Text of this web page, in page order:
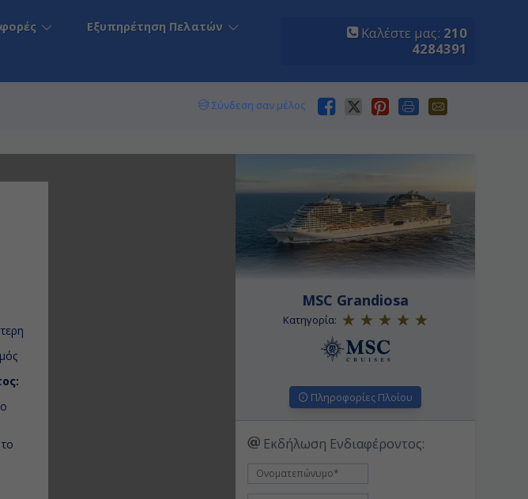
Εξυπηρέτηση Πελατών
Καλέστε μας: 210
4284391
Σύνδεση σαν μέλος
MSC Grandiosa
Κατηγορία:
Πληροφορίες Πλοίου
Εκδήλωση Ενδιαφέροντος: